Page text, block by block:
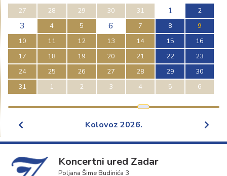
27
28 29 30 31 1 2
3 4 5 6 7 8
9
10
11 12 13 14 15
16
17
18 19 20 21 22
23
24
25 26 27 28 29
30
31
1 2 3 4 5 6
Kolovoz 2026.
Koncertni ured Zadar
Poljana Šime Budinića 3